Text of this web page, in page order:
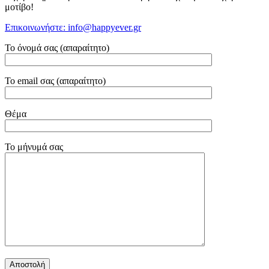
μοτίβο!
Επικοινωνήστε: info@happyever.gr
Το όνομά σας (απαραίτητο)
Το email σας (απαραίτητο)
Θέμα
Το μήνυμά σας